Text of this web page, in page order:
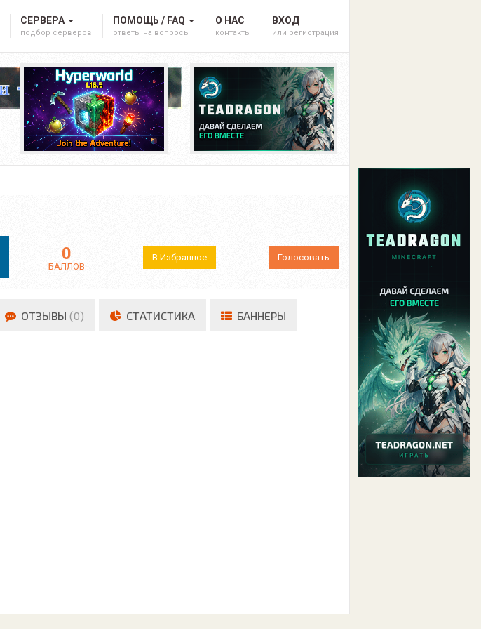
СЕРВЕРА
подбор серверов
ПОМОЩЬ / FAQ
ответы на вопросы
О НАС
контакты
ВХОД
или регистрация
0
БАЛЛОВ
В Избранное Голосовать
ОТЗЫВЫ (0) СТАТИСТИКА БАННЕРЫ